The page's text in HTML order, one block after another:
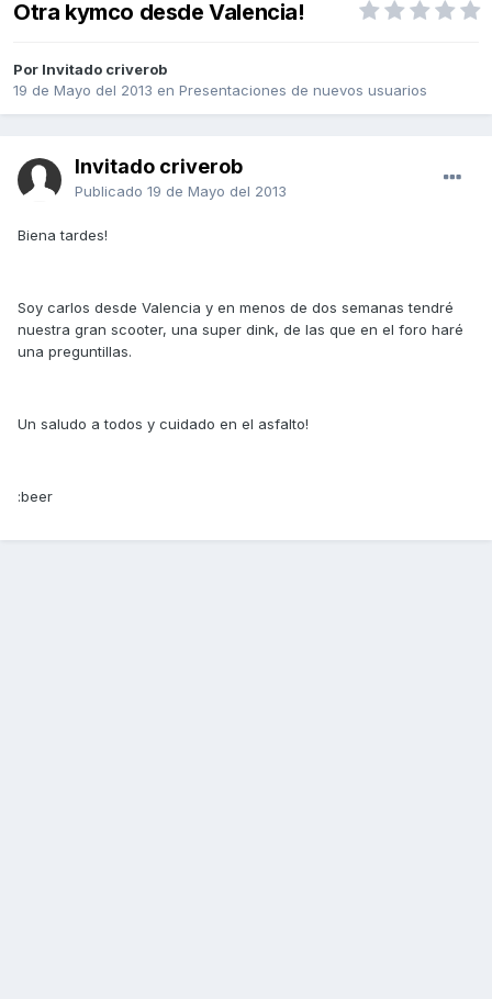
Otra kymco desde Valencia!
Por Invitado criverob
19 de Mayo del 2013 en Presentaciones de nuevos usuarios
Invitado criverob
Publicado 19 de Mayo del 2013
Biena tardes!
Soy carlos desde Valencia y en menos de dos semanas tendré
nuestra gran scooter, una super dink, de las que en el foro haré
una preguntillas.
Un saludo a todos y cuidado en el asfalto!
:beer